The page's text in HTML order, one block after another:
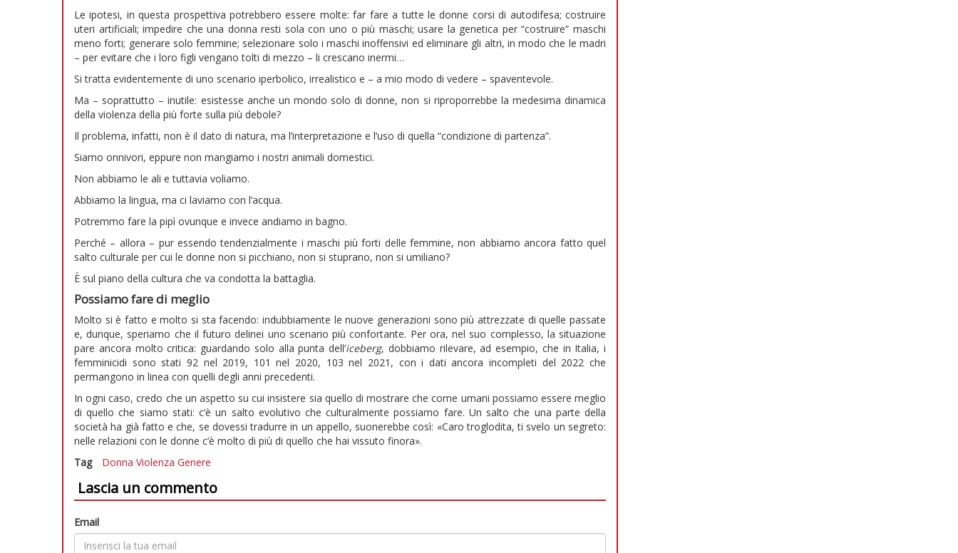
Le ipotesi, in questa prospettiva potrebbero essere molte: far fare a tutte le donne corsi di autodifesa; costruire
uteri artificiali; impedire che una donna resti sola con uno o più maschi; usare la genetica per “costruire” maschi
meno forti; generare solo femmine; selezionare solo i maschi inoffensivi ed eliminare gli altri, in modo che le madri
– per evitare che i loro figli vengano tolti di mezzo – li crescano inermi…
Si tratta evidentemente di uno scenario iperbolico, irrealistico e – a mio modo di vedere – spaventevole.
Ma – soprattutto – inutile: esistesse anche un mondo solo di donne, non si riproporrebbe la medesima dinamica
della violenza della più forte sulla più debole?
Il problema, infatti, non è il dato di natura, ma l’interpretazione e l’uso di quella “condizione di partenza”.
Siamo onnivori, eppure non mangiamo i nostri animali domestici.
Non abbiamo le ali e tuttavia voliamo.
Abbiamo la lingua, ma ci laviamo con l’acqua.
Potremmo fare la pipì ovunque e invece andiamo in bagno.
Perché – allora – pur essendo tendenzialmente i maschi più forti delle femmine, non abbiamo ancora fatto quel
salto culturale per cui le donne non si picchiano, non si stuprano, non si umiliano?
È sul piano della cultura che va condotta la battaglia.
Possiamo fare di meglio
Molto si è fatto e molto si sta facendo: indubbiamente le nuove generazioni sono più attrezzate di quelle passate
e, dunque, speriamo che il futuro delinei uno scenario più confortante. Per ora, nel suo complesso, la situazione
pare ancora molto critica: guardando solo alla punta dell’iceberg, dobbiamo rilevare, ad esempio, che in Italia, i
femminicidi sono stati 92 nel 2019, 101 nel 2020, 103 nel 2021, con i dati ancora incompleti del 2022 che
permangono in linea con quelli degli anni precedenti.
In ogni caso, credo che un aspetto su cui insistere sia quello di mostrare che come umani possiamo essere meglio
di quello che siamo stati: c’è un salto evolutivo che culturalmente possiamo fare. Un salto che una parte della
società ha già fatto e che, se dovessi tradurre in un appello, suonerebbe così: «Caro troglodita, ti svelo un segreto:
nelle relazioni con le donne c’è molto di più di quello che hai vissuto finora».
Tag
Donna Violenza Genere
Lascia un commento
Email